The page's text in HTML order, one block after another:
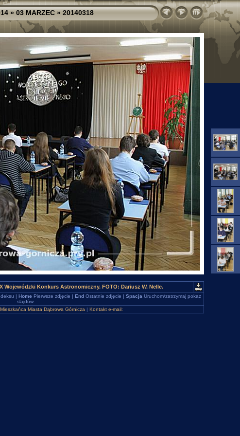
»03 MARZEC»20140318
Wojewódzki Konkurs Astronomiczny. FOTO: Dariusz W. Nelle.
| Home Pierwsze zdjęcie | EndOstatnie zdjęcie | Spacja Uruchom/zatrzymaj pokaz
slajdów
Miasta Dąbrowa Górnicza | Kontakt e-mail: